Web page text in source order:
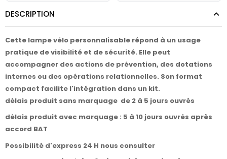
DESCRIPTION
Cette lampe vélo personnalisable répond à un usage
pratique de visibilité et de sécurité. Elle peut
accompagner des actions de prévention, des dotations
internes ou des opérations relationnelles. Son format
compact facilite l'intégration dans un kit.
délais produit sans marquage de 2 à 5 jours ouvrés
délais produit avec marquage : 5 à 10 jours ouvrés après
accord BAT
Possibilité d'express 24 H nous consulter